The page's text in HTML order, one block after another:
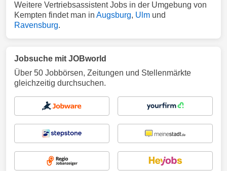
Weitere Vertriebsassistent Jobs in der Umgebung von
Kempten findet man in Augsburg, Ulm und
Ravensburg.
Jobsuche mit JOBworld
Über 50 Jobbörsen, Zeitungen und Stellenmärkte
gleichzeitig durchsuchen.